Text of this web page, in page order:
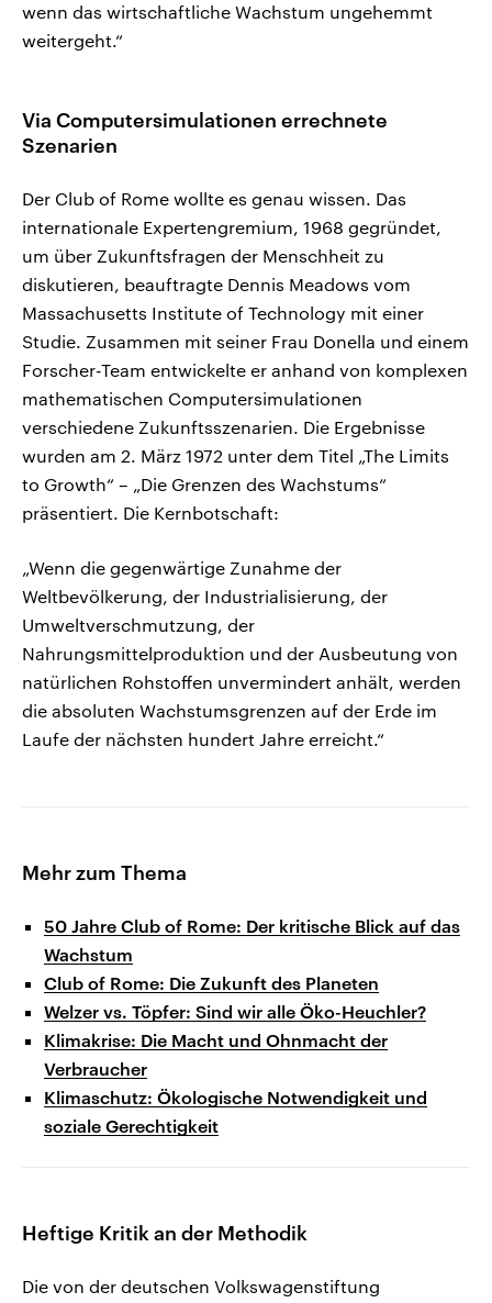
wenn das wirtschaftliche Wachstum ungehemmt
weitergeht.“
Via Computersimulationen errechnete
Szenarien
Der Club of Rome wollte es genau wissen. Das
internationale Expertengremium, 1968 gegründet,
um über Zukunftsfragen der Menschheit zu
diskutieren, beauftragte Dennis Meadows vom
Massachusetts Institute of Technology mit einer
Studie. Zusammen mit seiner Frau Donella und einem
Forscher-Team entwickelte er anhand von komplexen
mathematischen Computersimulationen
verschiedene Zukunftsszenarien. Die Ergebnisse
wurden am 2. März 1972 unter dem Titel „The Limits
to Growth“ – „Die Grenzen des Wachstums“
präsentiert. Die Kernbotschaft:
„Wenn die gegenwärtige Zunahme der
Weltbevölkerung, der Industrialisierung, der
Umweltverschmutzung, der
Nahrungsmittelproduktion und der Ausbeutung von
natürlichen Rohstoffen unvermindert anhält, werden
die absoluten Wachstumsgrenzen auf der Erde im
Laufe der nächsten hundert Jahre erreicht.“
Mehr zum Thema
50 Jahre Club of Rome: Der kritische Blick auf das
Wachstum
Club of Rome: Die Zukunft des Planeten
Welzer vs. Töpfer: Sind wir alle Öko-Heuchler?
Klimakrise: Die Macht und Ohnmacht der
Verbraucher
Klimaschutz: Ökologische Notwendigkeit und
soziale Gerechtigkeit
Heftige Kritik an der Methodik
Die von der deutschen Volkswagenstiftung